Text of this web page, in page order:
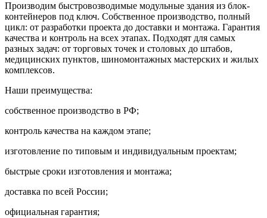
Производим быстровозводимые модульные здания из блок-
контейнеров под ключ. Собственное производство, полный
цикл: от разработки проекта до доставки и монтажа. Гарантия
качества и контроль на всех этапах. Подходят для самых
разных задач: от торговых точек и столовых до штабов,
медицинских пунктов, шиномонтажных мастерских и жилых
комплексов.
Наши преимущества:
собственное производство в РФ;
контроль качества на каждом этапе;
изготовление по типовым и индивидуальным проектам;
быстрые сроки изготовления и монтажа;
доставка по всей России;
официальная гарантия;